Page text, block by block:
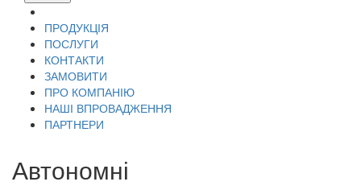
ПРОДУКЦІЯ
ПОСЛУГИ
КОНТАКТИ
ЗАМОВИТИ
ПРО КОМПАНІЮ
НАШІ ВПРОВАДЖЕННЯ
ПАРТНЕРИ
Автономні